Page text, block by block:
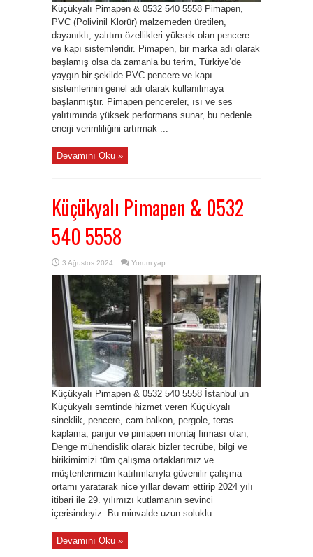
Küçükyalı Pimapen & 0532 540 5558 Pimapen,
PVC (Polivinil Klorür) malzemeden üretilen,
dayanıklı, yalıtım özellikleri yüksek olan pencere
ve kapı sistemleridir. Pimapen, bir marka adı olarak
başlamış olsa da zamanla bu terim, Türkiye’de
yaygın bir şekilde PVC pencere ve kapı
sistemlerinin genel adı olarak kullanılmaya
başlanmıştır. Pimapen pencereler, ısı ve ses
yalıtımında yüksek performans sunar, bu nedenle
enerji verimliliğini artırmak ...
Devamını Oku »
Küçükyalı Pimapen & 0532
540 5558
3 Ağustos 2024 Yorum yap
Küçükyalı Pimapen & 0532 540 5558 İstanbul’un
Küçükyalı semtinde hizmet veren Küçükyalı
sineklik, pencere, cam balkon, pergole, teras
kaplama, panjur ve pimapen montaj firması olan;
Denge mühendislik olarak bizler tecrübe, bilgi ve
birikimimizi tüm çalışma ortaklarımız ve
müşterilerimizin katılımlarıyla güvenilir çalışma
ortamı yaratarak nice yıllar devam ettirip 2024 yılı
itibari ile 29. yılımızı kutlamanın sevinci
içerisindeyiz. Bu minvalde uzun soluklu ...
Devamını Oku »